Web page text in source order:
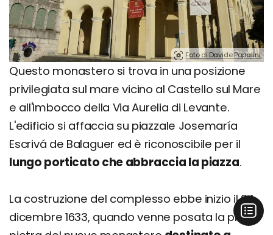
Foto di Davide Papalini.
Questo monastero si trova in una posizione
privilegiata sul mare vicino al Castello sul Mare
e all'imbocco della Via Aurelia di Levante.
L'edificio si affaccia su piazzale Josemaría
Escrivá de Balaguer ed è riconoscibile per il
lungo porticato che abbraccia la piazza.
La costruzione del complesso ebbe inizio il 24
dicembre 1633, quando venne posata la prima